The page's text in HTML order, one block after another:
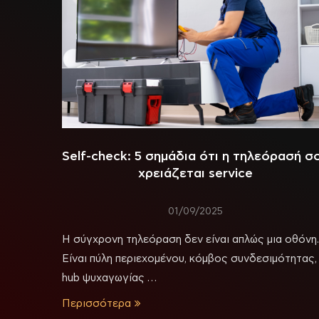
Self-check: 5 σημάδια ότι η τηλεόρασή
χρειάζεται service
01/09/2025
Η σύγχρονη τηλεόραση δεν είναι απλώς μια οθόνη.
Είναι πύλη περιεχομένου, κόμβος συνδεσιμότητας,
hub ψυχαγωγίας …
Περισσότερα